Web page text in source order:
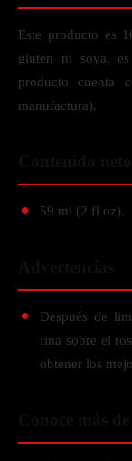
Este producto es
gluten ni soya,
producto cuenta
manufactura).
59 ml (2 fl oz).
Después de
fina sobre el
obtener los